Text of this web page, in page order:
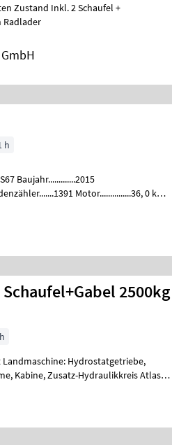
Zustand Inkl. 2 Schaufel +
Radlader
h
Baujahr.............2015
Motor...............36, 0 kW,
2500kg
Hydrostatgetriebe,
Kabine, Zusatz-Hydraulikkreis Atlas